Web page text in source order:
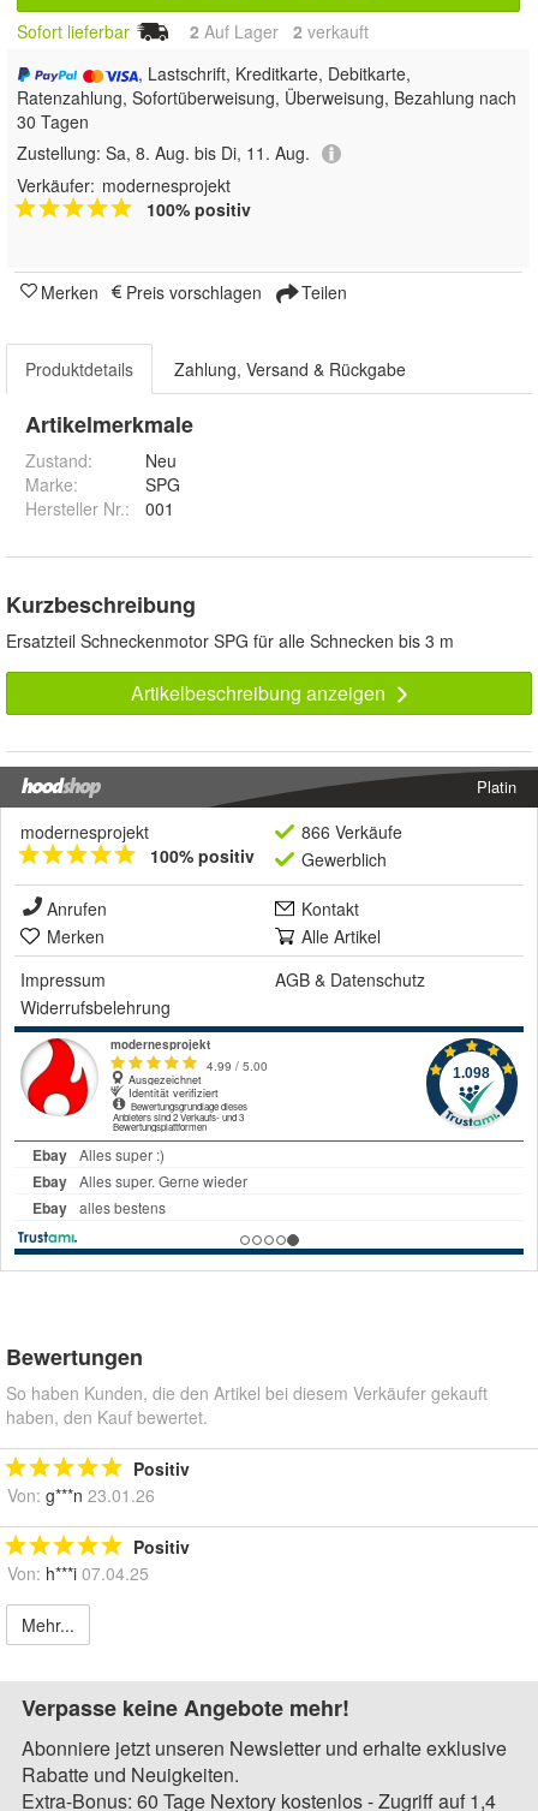
Sofort lieferbar 2 Auf Lager 2 verkauft
, Lastschrift, Kreditkarte, Debitkarte,
Ratenzahlung, Sofortüberweisung, Überweisung, Bezahlung nach
30 Tagen
Zustellung: Sa, 8. Aug. bis Di, 11. Aug.
Verkäufer: modernesprojekt
100% positiv
Merken Preis vorschlagen Teilen
Produktdetails Zahlung, Versand & Rückgabe
Artikelmerkmale
Zustand:
Neu
Marke:
SPG
Hersteller Nr.:
001
Kurzbeschreibung
Ersatzteil Schneckenmotor SPG für alle Schnecken bis 3 m
Artikelbeschreibung anzeigen
Platin
modernesprojekt
100% positiv
866 Verkäufe
Gewerblich
Anrufen
Kontakt
Merken
Alle Artikel
Impressum
AGB & Datenschutz
Widerrufsbelehrung
Bewertungen
So haben Kunden, die den Artikel bei diesem Verkäufer gekauft
haben, den Kauf bewertet.
Positiv
Von: g***n 23.01.26
Positiv
Von: h***i 07.04.25
Mehr...
Verpasse keine Angebote mehr!
Abonniere jetzt unseren Newsletter und erhalte exklusive
Rabatte und Neuigkeiten.
Extra-Bonus: 60 Tage Nextory kostenlos - Zugriff auf 1,4